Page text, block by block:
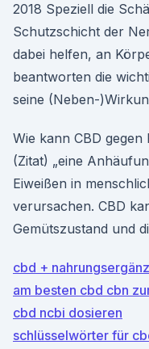
2018 Speziell die
Schutzschicht der
dabei helfen, an
beantworten die
seine (Neben-
Wie kann CBD
(Zitat) „eine
Eiweißen in
verursachen. CBD
Gemütszustand und
cbd +
am besten cbd cbn
cbd ncbi dosieren
schlüsselwörter für